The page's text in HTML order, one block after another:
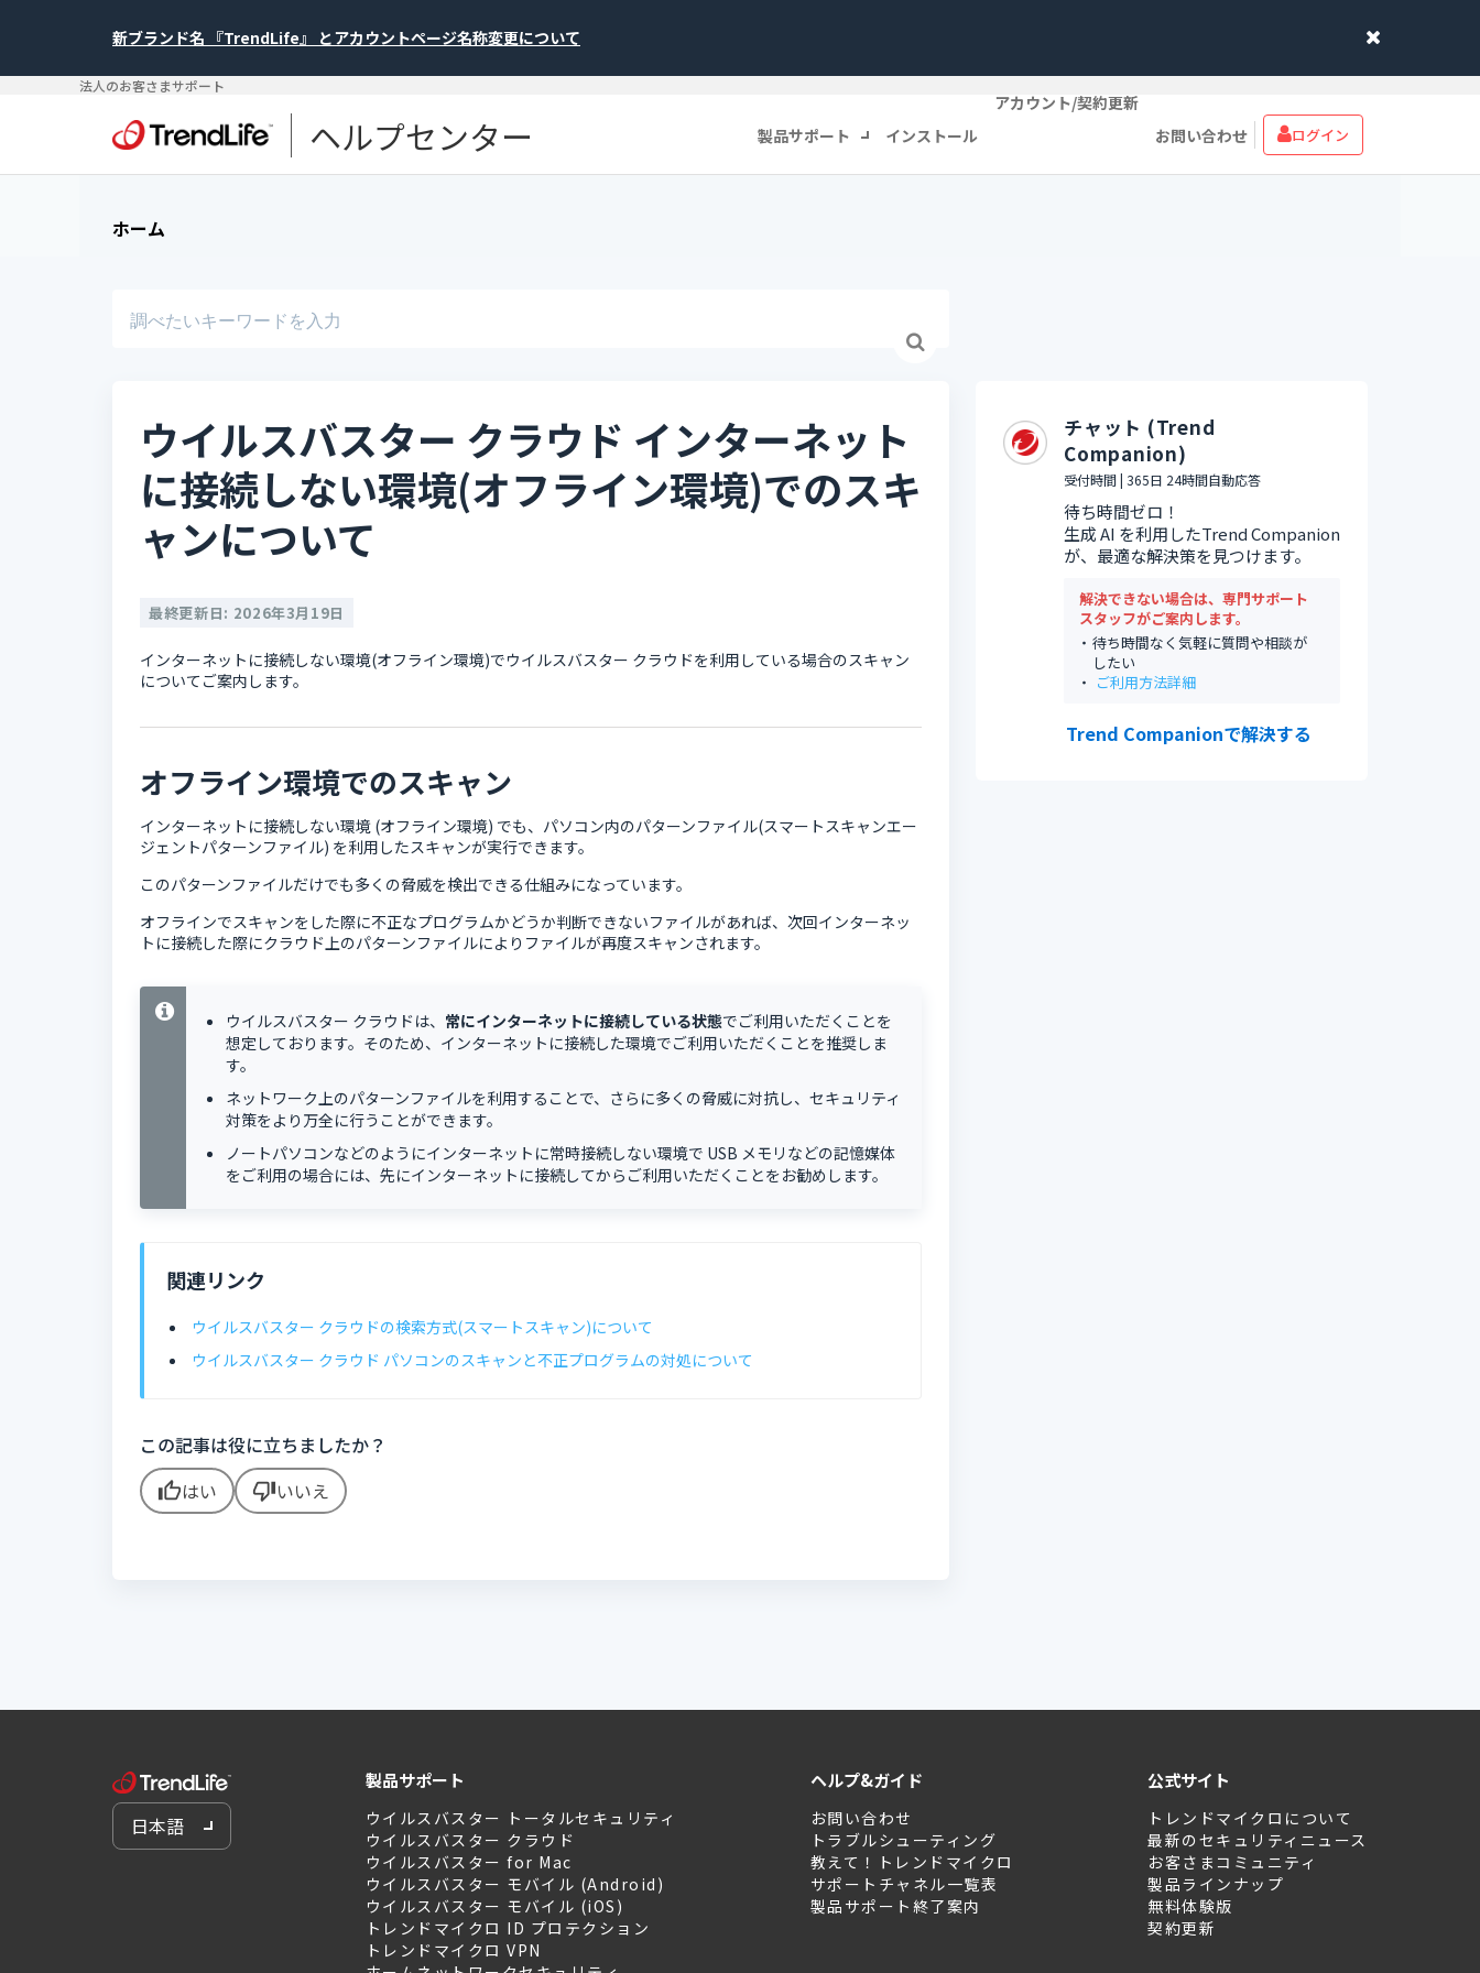
新ブランド名 『TrendLife』 とアカウントページ名称変更について
法人のお客さまサポート
ヘルプセンター 製品サポート インストール
アカウント/契約更新
お問い合わせ
ログイン
ホーム
ウイルスバスター クラウド インターネット
に接続しない環境(オフライン環境)でのスキ
ャンについて
最終更新日: 2026年3月19日
インターネットに接続しない環境(オフライン環境)でウイルスバスター クラウドを利用している場合のスキャン
についてご案内します。
オフライン環境でのスキャン
インターネットに接続しない環境 (オフライン環境) でも、パソコン内のパターンファイル(スマートスキャンエー
ジェントパターンファイル) を利用したスキャンが実行できます。
このパターンファイルだけでも多くの脅威を検出できる仕組みになっています。
オフラインでスキャンをした際に不正なプログラムかどうか判断できないファイルがあれば、次回インターネッ
トに接続した際にクラウド上のパターンファイルによりファイルが再度スキャンされます。
ウイルスバスター クラウドは、 常にインターネットに接続している状態でご利用いただくことを
想定しております。そのため、インターネットに接続した環境でご利用いただくことを推奨しま
す。
ネットワーク上のパターンファイルを利用することで、さらに多くの脅威に対抗し、セキュリティ
対策をより万全に行うことができます。
ノートパソコンなどのようにインターネットに常時接続しない環境で USB メモリなどの記憶媒体
をご利用の場合には、先にインターネットに接続してからご利用いただくことをお勧めします。
関連リンク
ウイルスバスター クラウドの検索方式(スマートスキャン)について
ウイルスバスター クラウド パソコンのスキャンと不正プログラムの対処について
この記事は役に立ちましたか？
thumb_upはい thumb_downいいえ
チャット (Trend
Companion)
受付時間 | 365日 24時間自動応答
待ち時間ゼロ！
生成 AI を利用したTrend Companion
が、最適な解決策を見つけます。
解決できない場合は、専門サポート
スタッフがご案内します。
待ち時間なく気軽に質問や相談が
したい
ご利用方法詳細
Trend Companionで解決する
日本語
製品サポート
ウイルスバスター トータルセキュリティ
ウイルスバスター クラウド
ウイルスバスター for Mac
ウイルスバスター モバイル (Android)
ウイルスバスター モバイル (iOS)
トレンドマイクロ ID プロテクション
トレンドマイクロ VPN
ヘルプ&ガイド
お問い合わせ
トラブルシューティング
教えて！トレンドマイクロ
サポートチャネル一覧表
製品サポート終了案内
公式サイト
トレンドマイクロについて
最新のセキュリティニュース
お客さまコミュニティ
製品ラインナップ
無料体験版
契約更新